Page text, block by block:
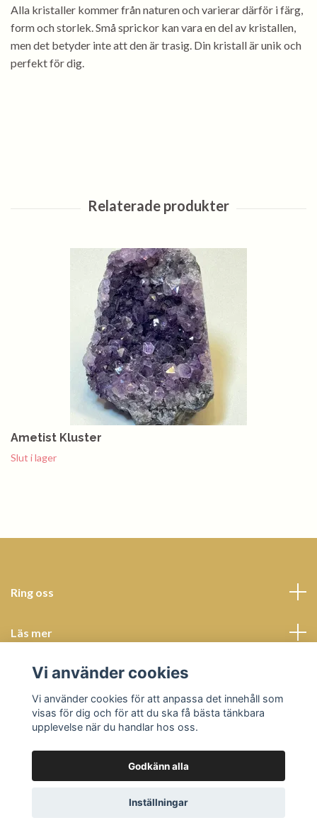
Alla kristaller kommer från naturen och varierar därför i färg,
form och storlek. Små sprickor kan vara en del av kristallen,
men det betyder inte att den är trasig. Din kristall är unik och
perfekt för dig.
Ametist Kluster
Slut i lager
Ring oss
Läs mer
Sociala medier
© 2026 Butik BohèmePowered by Quickbutik
Vi använder cookies
Vi använder cookies för att anpassa det innehåll som
visas för dig och för att du ska få bästa tänkbara
upplevelse när du handlar hos oss.
Godkänn alla
Inställningar